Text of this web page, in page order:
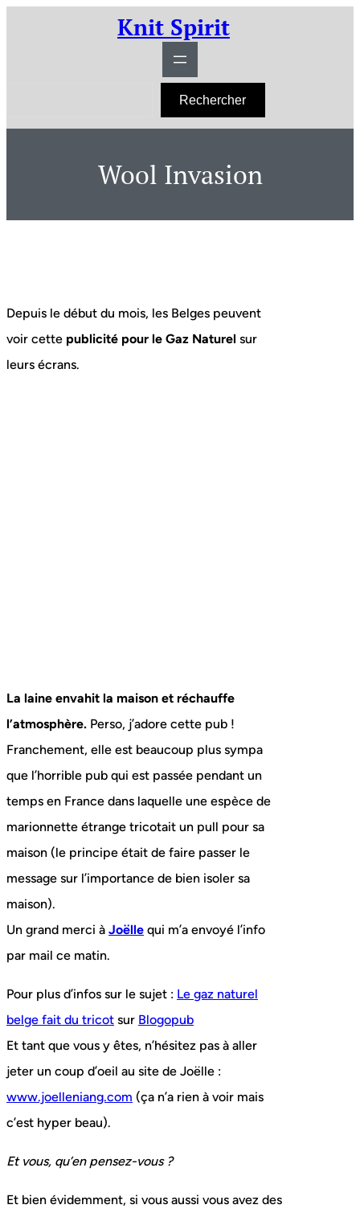
Knit Spirit
h
Rechercher
Wool Invasion
Depuis le début du mois, les Belges peuvent
voir cette publicité pour le Gaz Naturel sur
leurs écrans.
La laine envahit la maison et réchauffe
l’atmosphère. Perso, j’adore cette pub !
Franchement, elle est beaucoup plus sympa
que l’horrible pub qui est passée pendant un
temps en France dans laquelle une espèce de
marionnette étrange tricotait un pull pour sa
maison (le principe était de faire passer le
message sur l’importance de bien isoler sa
maison).
Un grand merci à Joëlle qui m’a envoyé l’info
par mail ce matin.
Pour plus d’infos sur le sujet : Le gaz naturel
belge fait du tricot sur Blogopub
Et tant que vous y êtes, n’hésitez pas à aller
jeter un coup d’oeil au site de Joëlle :
www.joelleniang.com (ça n’a rien à voir mais
c’est hyper beau).
Et vous, qu’en pensez-vous ?
Et bien évidemment, si vous aussi vous avez des